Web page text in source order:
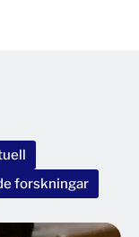
forskningar